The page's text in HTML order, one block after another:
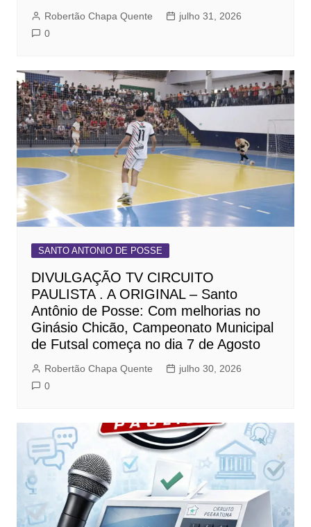
Robertão Chapa Quente
julho 31, 2026
0
SANTO ANTONIO DE POSSE
DIVULGAÇÃO TV CIRCUITO
PAULISTA . A ORIGINAL – Santo
Antônio de Posse: Com melhorias no
Ginásio Chicão, Campeonato Municipal
de Futsal começa no dia 7 de Agosto
Robertão Chapa Quente
julho 30, 2026
0